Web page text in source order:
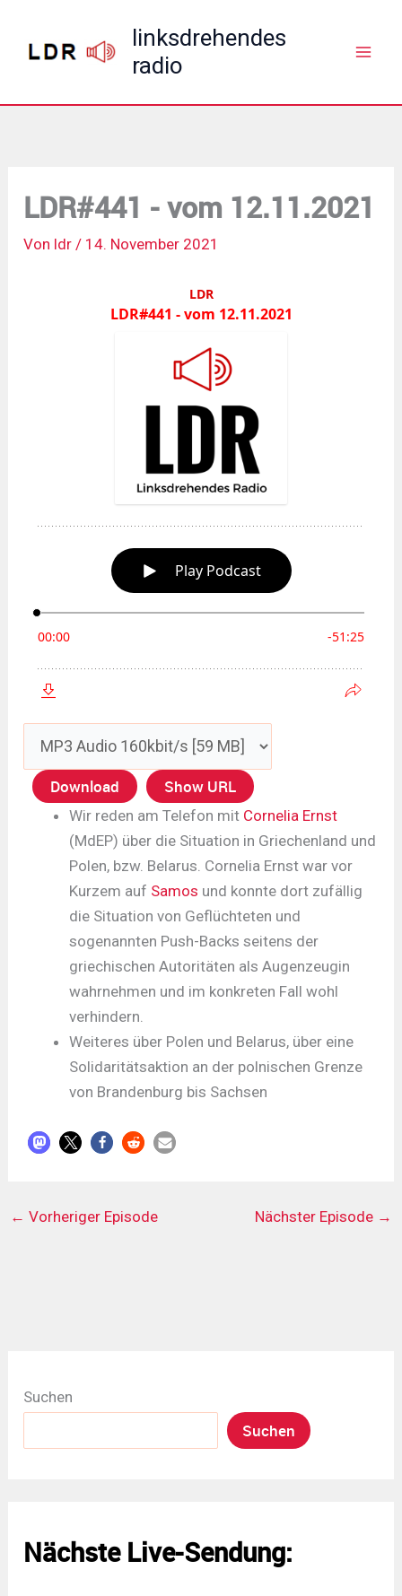
springen
linksdrehendes
radio
LDR#441 - vom 12.11.2021
Von ldr / 14. November 2021
Download Show URL
Wir reden am Telefon mit Cornelia Ernst
(MdEP) über die Situation in Griechenland und
Polen, bzw. Belarus. Cornelia Ernst war vor
Kurzem auf Samos und konnte dort zufällig
die Situation von Geflüchteten und
sogenannten Push-Backs seitens der
griechischen Autoritäten als Augenzeugin
wahrnehmen und im konkreten Fall wohl
verhindern.
Weiteres über Polen und Belarus, über eine
Solidaritätsaktion an der polnischen Grenze
von Brandenburg bis Sachsen
← Vorheriger Episode Nächster Episode →
Suchen
Suchen
Nächste Live-Sendung: